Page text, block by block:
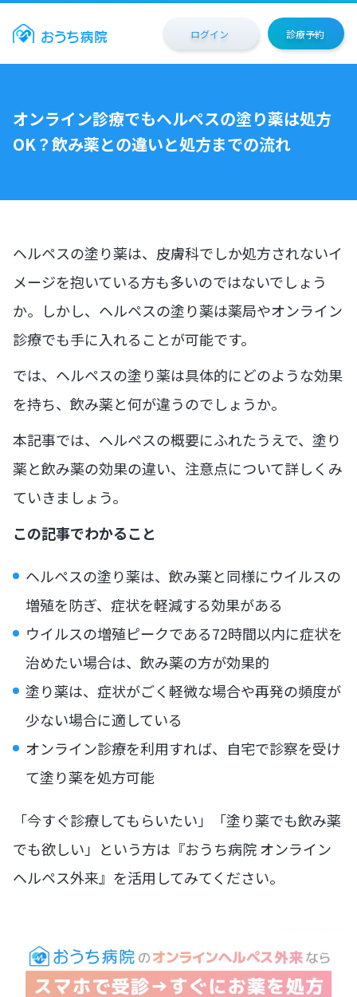
ログイン 診療予約
オンライン診療でもヘルペスの塗り薬は処方
OK？飲み薬との違いと処方までの流れ
ヘルペスの塗り薬は、皮膚科でしか処方されないイ
メージを抱いている方も多いのではないでしょう
か。しかし、ヘルペスの塗り薬は薬局やオンライン
診療でも手に入れることが可能です。
では、ヘルペスの塗り薬は具体的にどのような効果
を持ち、飲み薬と何が違うのでしょうか。
本記事では、ヘルペスの概要にふれたうえで、塗り
薬と飲み薬の効果の違い、注意点について詳しくみ
ていきましょう。
この記事でわかること
ヘルペスの塗り薬は、飲み薬と同様にウイルスの
増殖を防ぎ、症状を軽減する効果がある
ウイルスの増殖ピークである72時間以内に症状を
治めたい場合は、飲み薬の方が効果的
塗り薬は、症状がごく軽微な場合や再発の頻度が
少ない場合に適している
オンライン診療を利用すれば、自宅で診察を受け
て塗り薬を処方可能
「今すぐ診療してもらいたい」「塗り薬でも飲み薬
でも欲しい」という方は『おうち病院 オンライン
ヘルペス外来』を活用してみてください。